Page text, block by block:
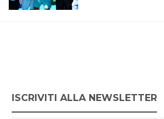
ISCRIVITI ALLA NEWSLETTER